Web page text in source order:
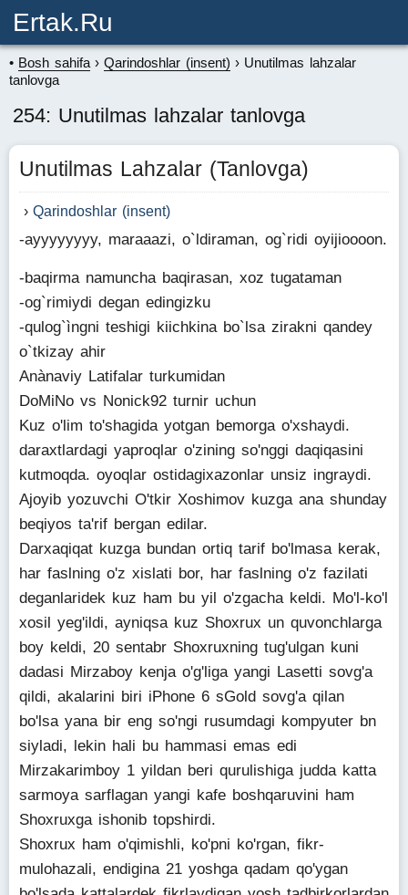
Ertak.ru
Bosh sahifa Qarindoshlar (insent)
Unutilmas lahzalar
tanlovga
254: Unutilmas lahzalar tanlovga
Unutilmas Lahzalar (Tanlovga)
Qarindoshlar (insent)
-ayyyyyyyy, maraaazi, o`ldiraman, og`ridi oyijioooon.
-baqirma namuncha baqirasan, xoz tugataman
-og`rimiydi degan edingizku
-qulog`ìngni teshigi kiichkina bo`lsa zirakni qandey
o`tkizay ahir
Anànaviy Latifalar turkumidan
DoMiNo vs Nonick92 turnir uchun
Kuz o'lim to'shagida yotgan bemorga o'xshaydi.
daraxtlardagi yaproqlar o'zining so'nggi daqiqasini
kutmoqda. oyoqlar ostidagixazonlar unsiz ingraydi.
Ajoyib yozuvchi O'tkir Xoshimov kuzga ana shunday
beqiyos ta'rif bergan edilar.
Darxaqiqat kuzga bundan ortiq tarif bo'lmasa kerak,
har faslning o'z xislati bor, har faslning o'z fazilati
deganlaridek kuz ham bu yil o'zgacha keldi. Mo'l-ko'l
xosil yeg'ildi, ayniqsa kuz Shoxrux un quvonchlarga
boy keldi, 20 sentabr Shoxruxning tug'ulgan kuni
dadasi Mirzaboy kenja o'g'liga yangi Lasetti sovg'a
qildi, akalarini biri iPhone 6 sGold sovg'a qilan
bo'lsa yana bir eng so'ngi rusumdagi kompyuter bn
siyladi, lekin hali bu hammasi emas edi
Mirzakarimboy 1 yildan beri qurulishiga judda katta
sarmoya sarflagan yangi kafe boshqaruvini ham
Shoxruxga ishonib topshirdi.
Shoxrux ham o'qimishli, ko'pni ko'rgan, fikr-
mulohazali, endigina 21 yoshga qadam qo'ygan